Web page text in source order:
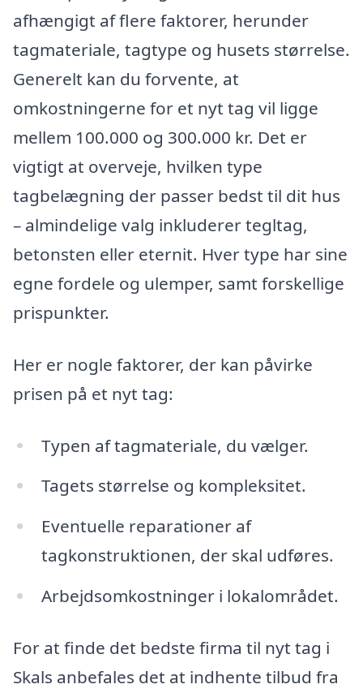
afhængigt af flere faktorer, herunder
tagmateriale, tagtype og husets størrelse.
Generelt kan du forvente, at
omkostningerne for et nyt tag vil ligge
mellem 100.000 og 300.000 kr. Det er
vigtigt at overveje, hvilken type
tagbelægning der passer bedst til dit hus
– almindelige valg inkluderer tegltag,
betonsten eller eternit. Hver type har sine
egne fordele og ulemper, samt forskellige
prispunkter.
Her er nogle faktorer, der kan påvirke
prisen på et nyt tag:
Typen af tagmateriale, du vælger.
Tagets størrelse og kompleksitet.
Eventuelle reparationer af
tagkonstruktionen, der skal udføres.
Arbejdsomkostninger i lokalområdet.
For at finde det bedste firma til nyt tag i
Skals anbefales det at indhente tilbud fra